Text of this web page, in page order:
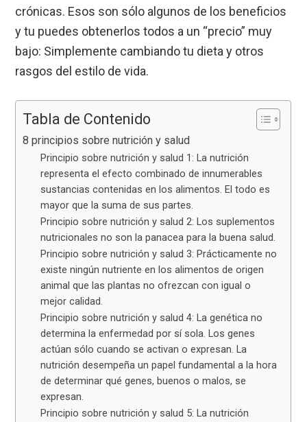
crónicas. Esos son sólo algunos de los beneficios
y tu puedes obtenerlos todos a un “precio” muy
bajo: Simplemente cambiando tu dieta y otros
rasgos del estilo de vida.
Tabla de Contenido
8 principios sobre nutrición y salud
Principio sobre nutrición y salud 1: La nutrición
representa el efecto combinado de innumerables
sustancias contenidas en los alimentos. El todo es
mayor que la suma de sus partes.
Principio sobre nutrición y salud 2: Los suplementos
nutricionales no son la panacea para la buena salud.
Principio sobre nutrición y salud 3: Prácticamente no
existe ningún nutriente en los alimentos de origen
animal que las plantas no ofrezcan con igual o
mejor calidad.
Principio sobre nutrición y salud 4: La genética no
determina la enfermedad por sí sola. Los genes
actúan sólo cuando se activan o expresan. La
nutrición desempeña un papel fundamental a la hora
de determinar qué genes, buenos o malos, se
expresan.
Principio sobre nutrición y salud 5: La nutrición